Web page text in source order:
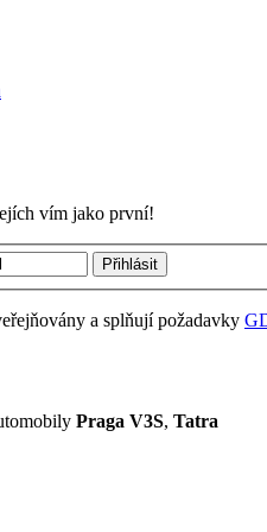
vím jako první!
a splňují požadavky
Praga V3S, Tatra